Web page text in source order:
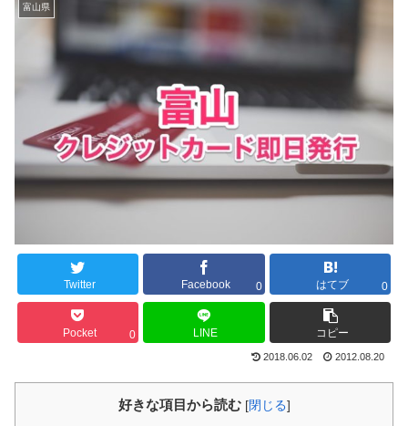
富山県
Twitter Facebook 0 はてブ 0
Pocket 0 LINE コピー
2018.06.02 2012.08.20
好きな項目から読む [閉じる]